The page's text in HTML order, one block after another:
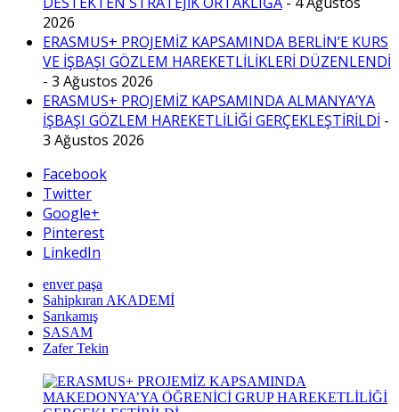
2026
ERASMUS+ PROJEMİZ KAPSAMINDA BERLİN’E KURS
VE İŞBAŞI GÖZLEM HAREKETLİLİKLERİ DÜZENLENDİ
- 3 Ağustos 2026
ERASMUS+ PROJEMİZ KAPSAMINDA ALMANYA’YA
İŞBAŞI GÖZLEM HAREKETLİLİĞİ GERÇEKLEŞTİRİLDİ -
3 Ağustos 2026
Facebook
Twitter
Google+
Pinterest
LinkedIn
enver paşa
Sahipkıran AKADEMİ
Sarıkamış
SASAM
Zafer Tekin